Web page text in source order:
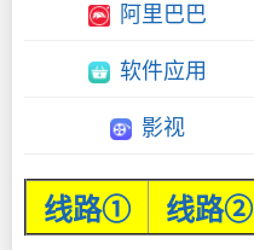
阿里巴巴
软件应用
影视
线路① 线路②